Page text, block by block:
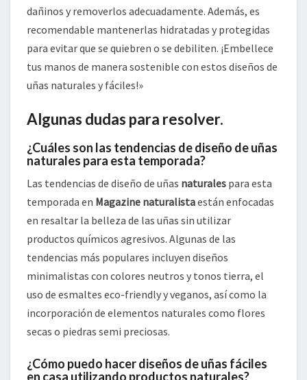
dañinos y removerlos adecuadamente. Además, es
recomendable mantenerlas hidratadas y protegidas
para evitar que se quiebren o se debiliten. ¡Embellece
tus manos de manera sostenible con estos diseños de
uñas naturales y fáciles!»
Algunas dudas para resolver.
¿Cuáles son las tendencias de diseño de uñas
naturales para esta temporada?
Las tendencias de diseño de uñas naturales para esta
temporada en Magazine naturalistaestán enfocadas
en resaltar la belleza de las uñas sin utilizar
productos químicos agresivos. Algunas de las
tendencias más populares incluyen diseños
minimalistas con colores neutros y tonos tierra, el
uso de esmaltes eco-friendly y veganos, así como la
incorporación de elementos naturales como flores
secas o piedras semi preciosas.
¿Cómo puedo hacer diseños de uñas fáciles
en casa utilizando productos naturales?